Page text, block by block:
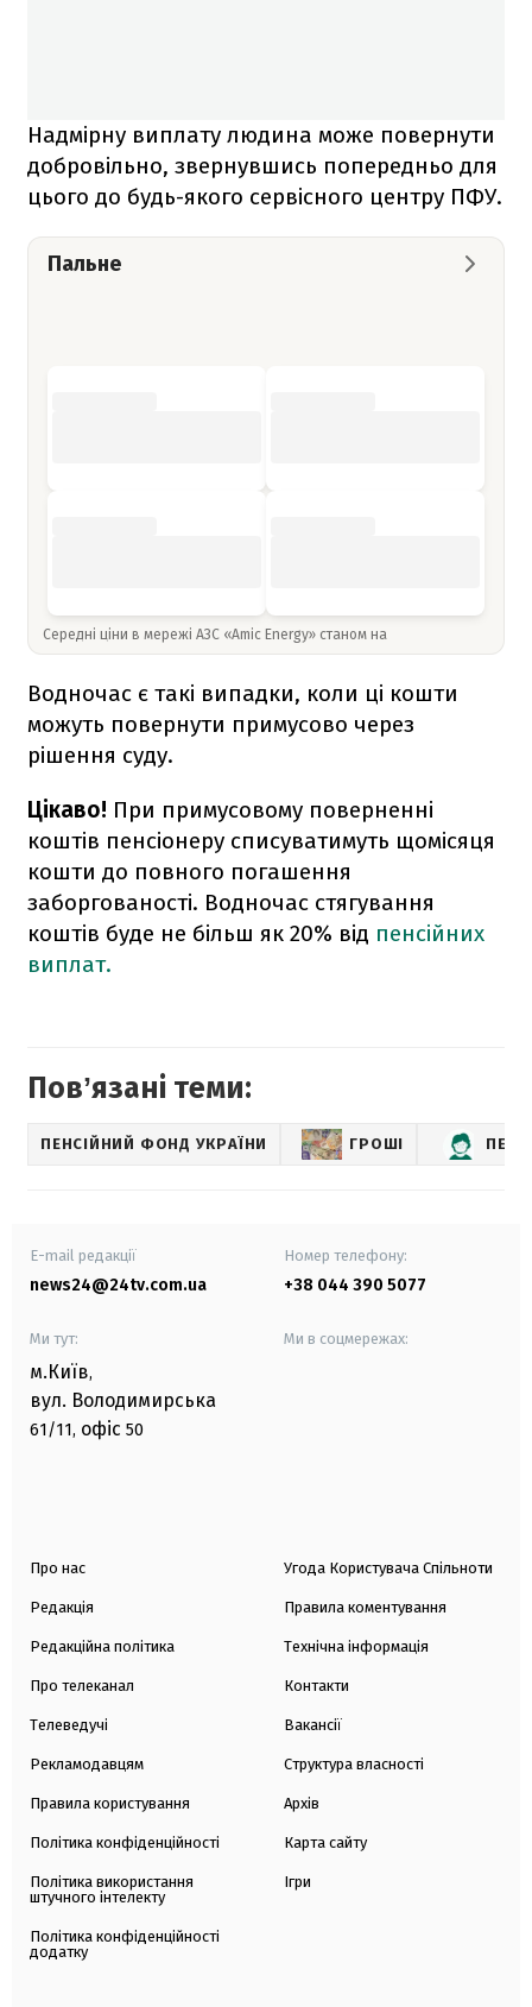
Надмірну виплату людина може повернути
добровільно, звернувшись попередньо для
цього до будь-якого сервісного центру ПФУ.
Пальне
Середні ціни в мережі АЗС «Amic Energy» станом на
Водночас є такі випадки, коли ці кошти
можуть повернути примусово через
рішення суду.
Цікаво! При примусовому поверненні
коштів пенсіонеру списуватимуть щомісяця
кошти до повного погашення
заборгованості. Водночас стягування
коштів буде не більш як 20% від пенсійних
виплат.
Повʼязані теми:
ПЕНСІЙНИЙ ФОНД УКРАЇНИ ГРОШІ
E-mail редакції
news24@24tv.com.ua
Номер телефону:
+38 044 390 5077
Ми тут:
м.Київ,
вул. Володимирська
61/11, офіс 50
Ми в соцмережах:
Про нас
Редакція
Редакційна політика
Про телеканал
Телеведучі
Рекламодавцям
Правила користування
Політика конфіденційності
Політика використання
штучного інтелекту
Політика конфіденційності
додатку
Угода Користувача Спільноти
Правила коментування
Технічна інформація
Контакти
Вакансії
Структура власності
Архів
Карта сайту
Ігри